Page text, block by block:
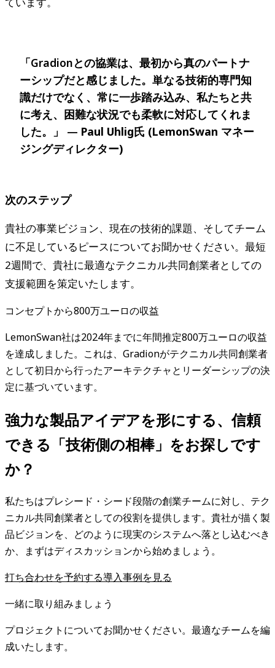
「Gradionとの協業は、最初から真のパートナ
ーシップだと感じました。単なる技術的専門知
識だけでなく、常に一歩踏み込み、私たちと共
に考え、困難な状況でも柔軟に対応してくれま
した。」 — Paul Uhlig氏 (LemonSwan マネー
ジングディレクター)
次のステップ
貴社の事業ビジョン、現在の技術的課題、そしてチーム
に不足しているピースについてお聞かせください。最短
2週間で、貴社に最適なテクニカル共同創業者としての
支援範囲を策定いたします。
コンセプトから800万ユーロの収益
LemonSwan社は2024年までに年間推定800万ユーロの収益
を達成しました。これは、Gradionがテクニカル共同創業者
として初日から行ったアーキテクチャとリーダーシップの決
定に基づいています。
強力な製品アイデアを形にする、信頼
できる「技術側の相棒」をお探しです
か？
私たちはプレシード・シード段階の創業チームに対し、テク
ニカル共同創業者としての役割を提供します。貴社が描く製
品ビジョンを、どのように現実のシステムへ落とし込むべき
か、まずはディスカッションから始めましょう。
打ち合わせを予約する導入事例を見る
一緒に取り組みましょう
プロジェクトについてお聞かせください。最適なチームを編
成いたします。